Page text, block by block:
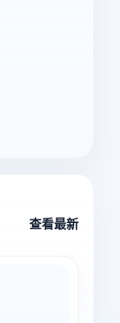
查看最新